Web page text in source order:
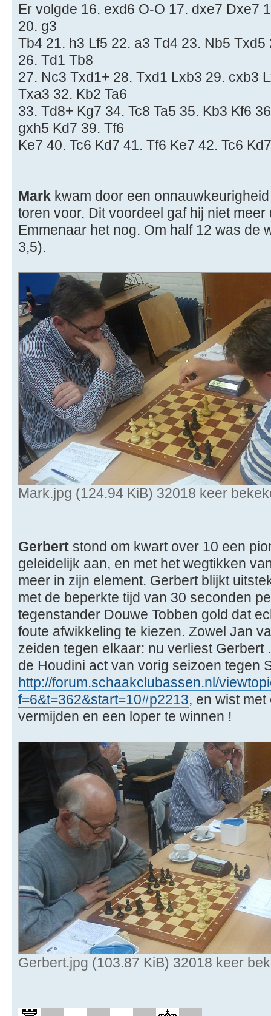
Er volgde 16. exd6 O-O 17. dxe7 Dxe7
20. g3
Tb4 21. h3 Lf5 22. a3 Td4 23. Nb5
26. Td1 Tb8
27. Nc3 Txd1+ 28. Txd1 Lxb3 29. cxb3
Txa3 32. Kb2 Ta6
33. Td8+ Kg7 34. Tc8 Ta5 35. Kb3 Kf6
gxh5 Kd7 39. Tf6
Ke7 40. Tc6 Kd7 41. Tf6 Ke7 42. Tc6
Mark kwam door een
toren voor. Dit voordeel gaf hij niet
Emmenaar het nog. Om half 12 was de
3,5).
Mark.jpg (124.94 KiB) 32018 keer
Gerbert stond om kwart over 10 een
geleidelijk aan, en met het wegtikken
meer in zijn element. Gerbert blijkt
met de beperkte tijd van 30 seconden
tegenstander Douwe Tobben gold dat
foute afwikkeling te kiezen. Zowel Jan
zeiden tegen elkaar: nu verliest Gerbert
de Houdini act van vorig seizoen tegen
http://forum.schaakclubassen.nl/
f=6&t=362&start=10#p2213, en wist
vermijden en een loper te winnen !
Gerbert.jpg (103.87 KiB) 32018 keer